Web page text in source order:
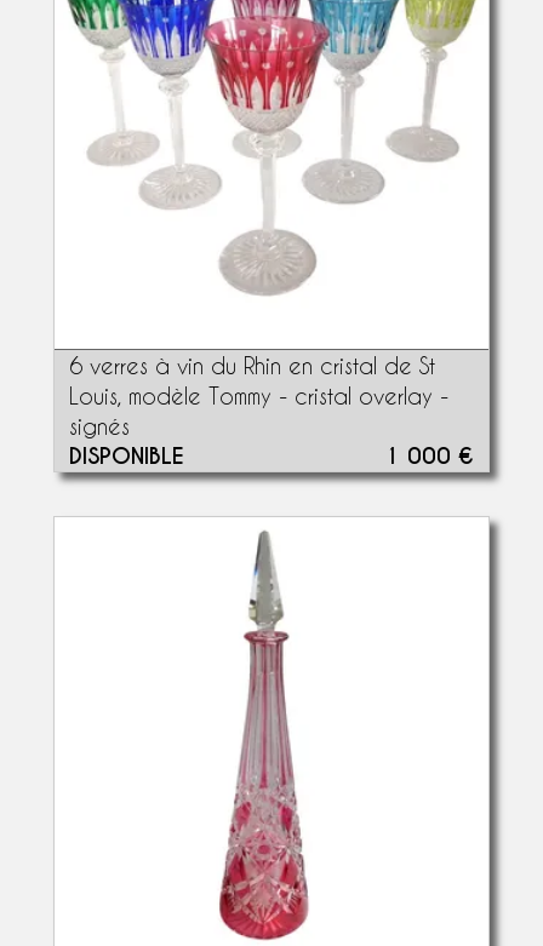
6 verres à vin du Rhin en cristal de St
Louis, modèle Tommy - cristal overlay -
signés
DISPONIBLE 1 000 €